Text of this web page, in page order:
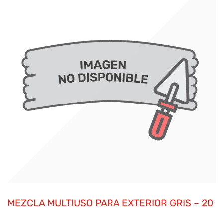
MEZCLA MULTIUSO PARA EXTERIOR GRIS – 20